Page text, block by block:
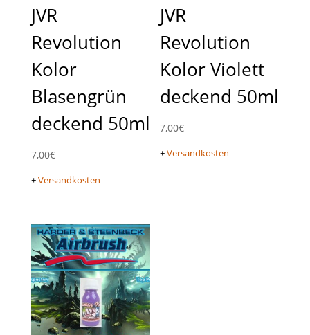
JVR
Revolution
Kolor
Blasengrün
deckend 50ml
7,00€
+Versandkosten
JVR
Revolution
Kolor Violett
deckend 50ml
7,00€
+Versandkosten